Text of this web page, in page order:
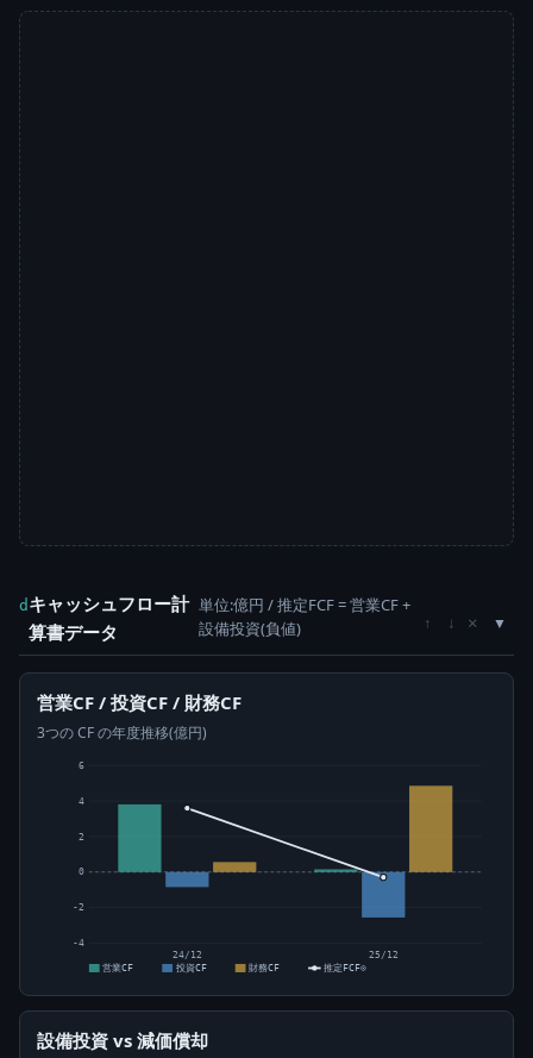
d キャッシュフロー計
算書データ
単位:億円 / 推定FCF = 営業CF +
設備投資(負値)
↑ ↓ ×
営業CF / 投資CF / 財務CF
3つの CF の年度推移(億円)
-4
-2
0
2
4
6
24/12
25/12
営業CF
投資CF 財務CF 推定FCF⊙
設備投資 vs 減価償却